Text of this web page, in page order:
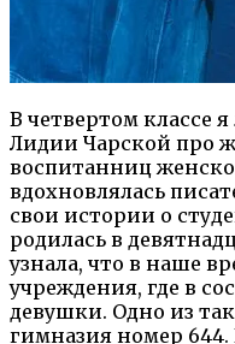
В четвертом классе
Лидии Чарской про
воспитанниц
вдохновлялась
свои истории о
родилась в
узнала, что в наше
учреждения, где в
девушки. Одно из
гимназия номер 644.